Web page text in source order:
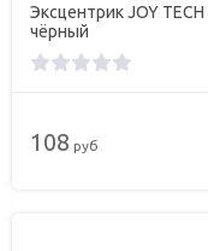
Эксцентрик JOY
чёрный
108 руб